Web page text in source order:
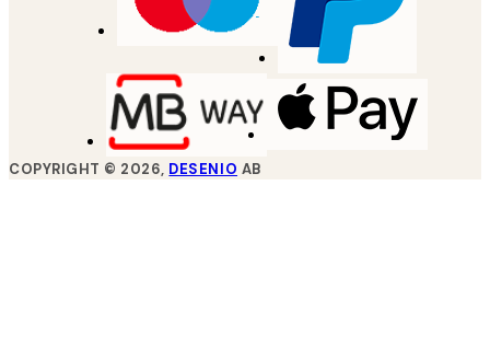
COPYRIGHT © 2026, DESENIO AB